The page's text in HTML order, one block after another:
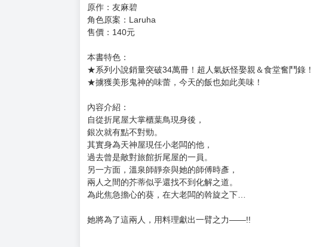
原作：友麻碧
角色原案：Laruha
售價：140元
本書特色：
★系列小說銷量突破34萬冊！超人氣妖怪娶親＆食堂奮鬥錄！
★擄獲美形鬼神的味蕾，今天的飯也如此美味！
內容介紹：
自從折尾屋大掌櫃葉鳥現身後，
銀次就有點不對勁。
其實身為天神屋現任小老闆的他，
過去曾是敵對旅館折尾屋的一員。
另一方面，溫泉師靜奈與她的師傅時彥，
兩人之間的芥蒂似乎還找不到化解之道。
為此焦急擔心的葵，在大老闆的斡旋之下…
她將為了這兩人，用料理獻出一臂之力——!!